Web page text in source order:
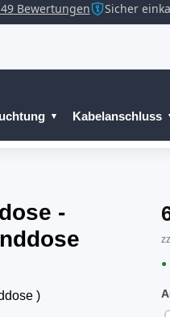
Bewertungen Sicher
Kabelanschluss
-
)